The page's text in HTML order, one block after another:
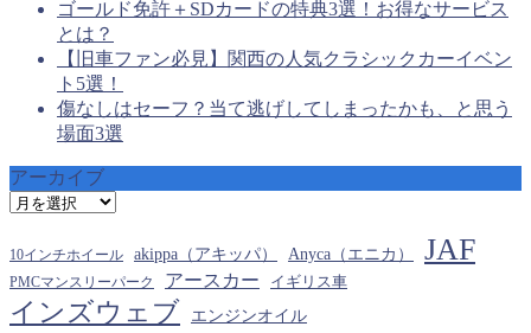
ゴールド免許＋SDカードの特典3選！お得なサービス
とは？
【旧車ファン必見】関西の人気クラシックカーイベン
ト5選！
傷なしはセーフ？当て逃げしてしまったかも、と思う
場面3選
アーカイブ
ア
カ
イ
ブ
10インチホイール akippa（アキッパ） Anyca（エニカ） JAF
PMCマンスリーパーク アースカー イギリス車
インズウェブ エンジンオイル